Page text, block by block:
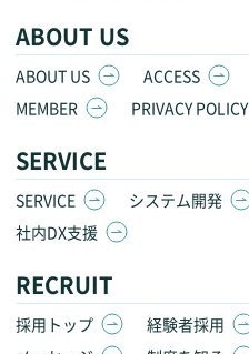
ABOUT US
ABOUT US ACCESS
MEMBER
PRIVACY POLICY
SERVICE
SERVICE システム開発
社内DX支援
RECRUIT
採用トップ 経験者採用